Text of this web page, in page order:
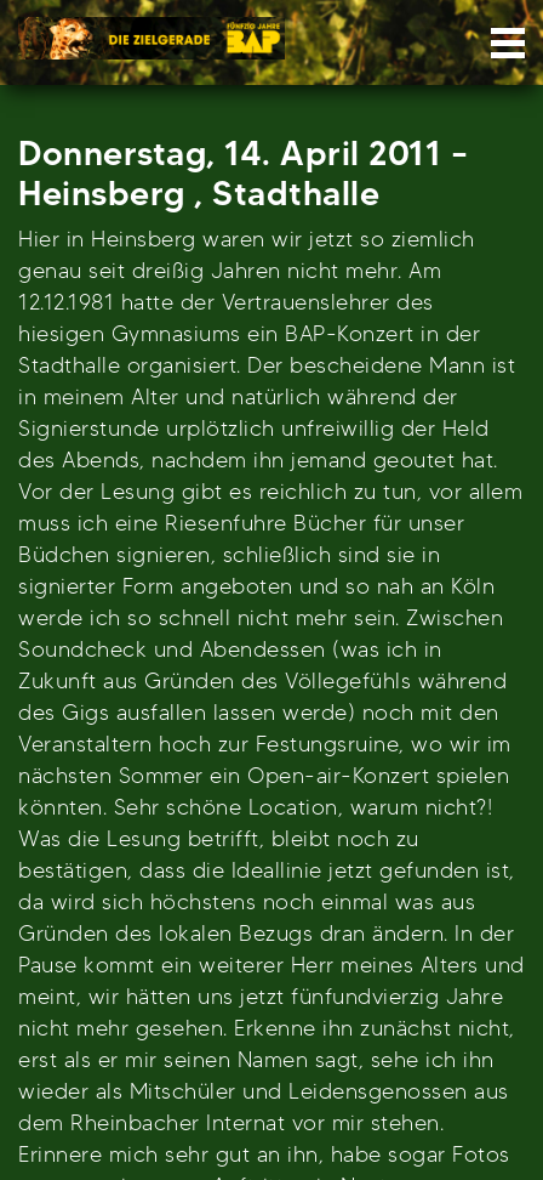
Skip
to
content
Donnerstag, 14. April 2011 –
Heinsberg , Stadthalle
Hier in Heinsberg waren wir jetzt so ziemlich
genau seit dreißig Jahren nicht mehr. Am
12.12.1981 hatte der Vertrauenslehrer des
hiesigen Gymnasiums ein BAP-Konzert in der
Stadthalle organisiert. Der bescheidene Mann ist
in meinem Alter und natürlich während der
Signierstunde urplötzlich unfreiwillig der Held
des Abends, nachdem ihn jemand geoutet hat.
Vor der Lesung gibt es reichlich zu tun, vor allem
muss ich eine Riesenfuhre Bücher für unser
Büdchen signieren, schließlich sind sie in
signierter Form angeboten und so nah an Köln
werde ich so schnell nicht mehr sein. Zwischen
Soundcheck und Abendessen (was ich in
Zukunft aus Gründen des Völlegefühls während
des Gigs ausfallen lassen werde) noch mit den
Veranstaltern hoch zur Festungsruine, wo wir im
nächsten Sommer ein Open-air-Konzert spielen
könnten. Sehr schöne Location, warum nicht?!
Was die Lesung betrifft, bleibt noch zu
bestätigen, dass die Ideallinie jetzt gefunden ist,
da wird sich höchstens noch einmal was aus
Gründen des lokalen Bezugs dran ändern. In der
Pause kommt ein weiterer Herr meines Alters und
meint, wir hätten uns jetzt fünfundvierzig Jahre
nicht mehr gesehen. Erkenne ihn zunächst nicht,
erst als er mir seinen Namen sagt, sehe ich ihn
wieder als Mitschüler und Leidensgenossen aus
dem Rheinbacher Internat vor mir stehen.
Erinnere mich sehr gut an ihn, habe sogar Fotos